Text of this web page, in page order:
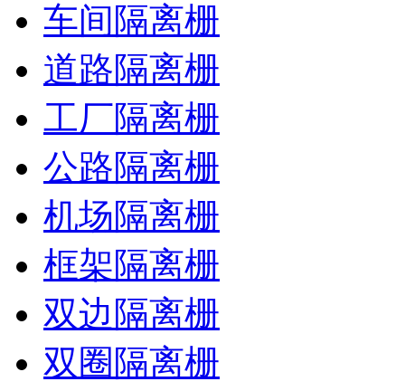
车间隔离栅
道路隔离栅
工厂隔离栅
公路隔离栅
机场隔离栅
框架隔离栅
双边隔离栅
双圈隔离栅